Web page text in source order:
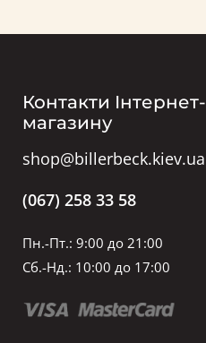
Контакти Інтернет-
магазину
shop@billerbeck.kiev.ua
(067) 258 33 58
Пн.-Пт.: 9:00 до 21:00
Сб.-Нд.: 10:00 до 17:00